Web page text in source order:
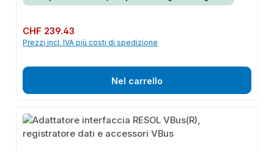
Prezzo normale:
CHF 239.43
Prezzi incl. IVA più costi di spedizione
Nel carrello